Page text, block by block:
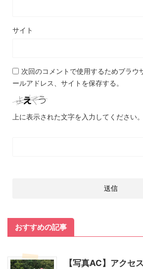
サイト
次回のコメントで使用するためブラウ
ールアドレス、サイトを保存する。
上に表示された文字を入力してください。
おすすめの記事
【写真AC】アクセ